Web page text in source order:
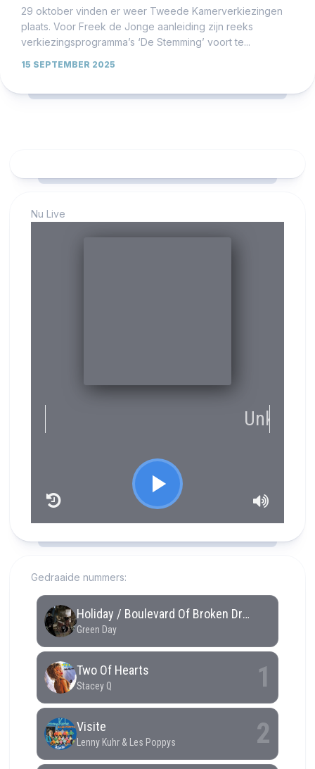
29 oktober vinden er weer Tweede Kamerverkiezingen
plaats. Voor Freek de Jonge aanleiding zijn reeks
verkiezingsprogramma’s ‘De Stemming’ voort te...
15 SEPTEMBER 2025
Nu Live
Gedraaide nummers: